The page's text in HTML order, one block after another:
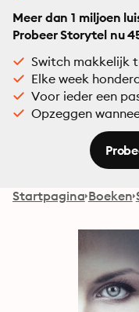
Meer dan 1 miljoen
Probeer Storytel nu
Switch makkelijk
Elke week
Voor ieder een
Opzeggen
Startpagina Boeken